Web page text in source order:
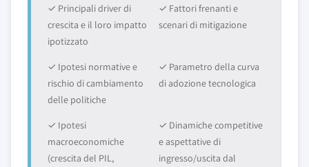
✓ Principali driver di
crescita e il loro impatto
ipotizzato
✓ Fattori frenanti e
scenari di mitigazione
✓ Ipotesi normative e
rischio di cambiamento
delle politiche
✓ Parametro della curva
di adozione tecnologica
✓ Ipotesi
macroeconomiche
(crescita del PIL,
✓ Dinamiche competitive
e aspettative di
ingresso/uscita dal